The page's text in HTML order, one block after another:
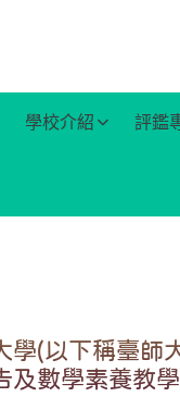
學校介紹 評鑑
學(以下稱臺
及數學素養教